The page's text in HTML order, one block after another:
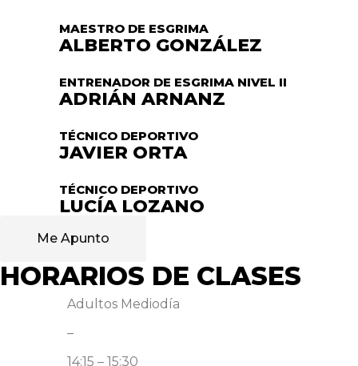
MAESTRO DE ESGRIMA
ALBERTO GONZÁLEZ
ENTRENADOR DE ESGRIMA NIVEL II
ADRIÁN ARNANZ
TÉCNICO DEPORTIVO
JAVIER ORTA
TÉCNICO DEPORTIVO
LUCÍA LOZANO
Me Apunto
HORARIOS DE CLASES
Adultos Mediodía
–
14:15 – 15:30